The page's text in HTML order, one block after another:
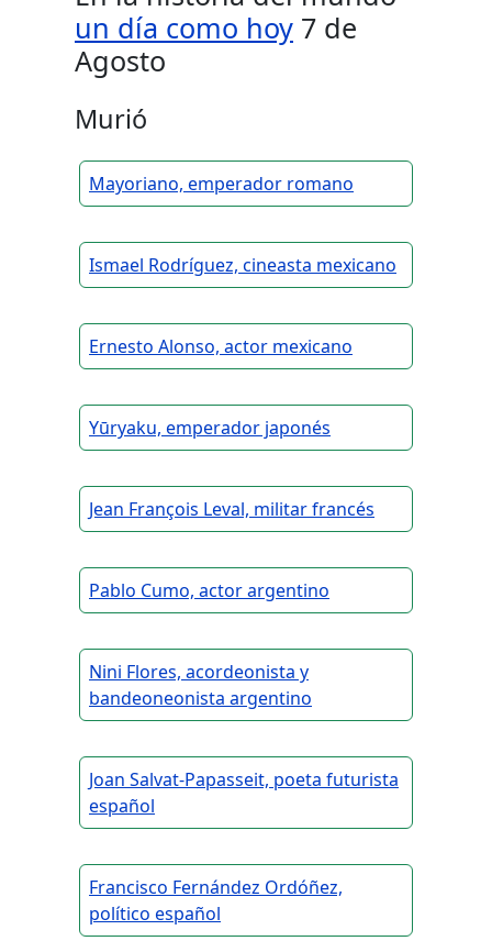
un día como hoy 7 de
Agosto
Murió
Mayoriano, emperador romano
Ismael Rodríguez, cineasta mexicano
Ernesto Alonso, actor mexicano
Yūryaku, emperador japonés
Jean François Leval, militar francés
Pablo Cumo, actor argentino
Nini Flores, acordeonista y
bandeoneonista argentino
Joan Salvat-Papasseit, poeta futurista
español
Francisco Fernández Ordóñez,
político español